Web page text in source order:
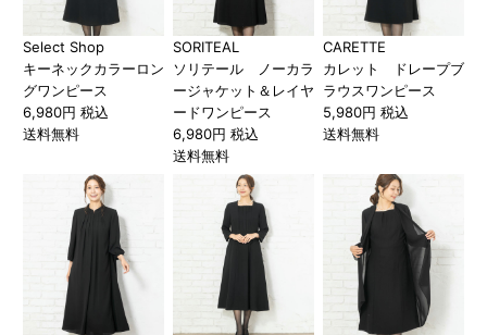
Select Shop
キーネックカラーロン
グワンピース
6,980円 税込
送料無料
SORITEAL
ソリテール ノーカラ
ージャケット＆レイヤ
ードワンピース
6,980円 税込
送料無料
CARETTE
カレット ドレープブ
ラウスワンピース
5,980円 税込
送料無料